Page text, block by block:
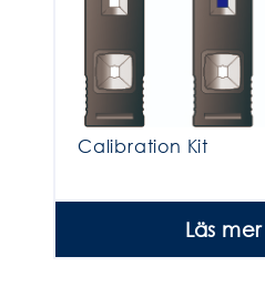
Calibration Kit
Läs mer